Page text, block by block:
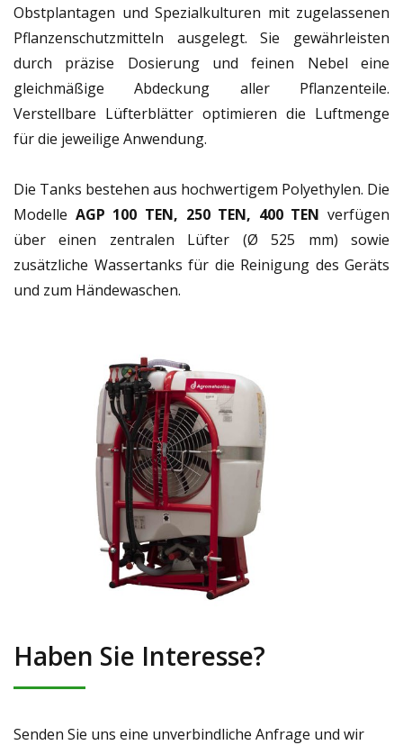
Obstplantagen und Spezialkulturen mit zugelassenen
Pflanzenschutzmitteln ausgelegt. Sie gewährleisten
durch präzise Dosierung und feinen Nebel eine
gleichmäßige Abdeckung aller Pflanzenteile.
Verstellbare Lüfterblätter optimieren die Luftmenge
für die jeweilige Anwendung.
Die Tanks bestehen aus hochwertigem Polyethylen. Die
Modelle AGP 100 TEN, 250 TEN, 400 TEN verfügen
über einen zentralen Lüfter (Ø 525 mm) sowie
zusätzliche Wassertanks für die Reinigung des Geräts
und zum Händewaschen.
Haben Sie Interesse?
Senden Sie uns eine unverbindliche Anfrage und wir